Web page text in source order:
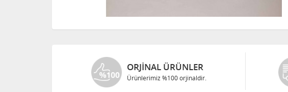
ORJINAL ÜRÜNLER
Ürünlerimiz %100 orjinaldir.